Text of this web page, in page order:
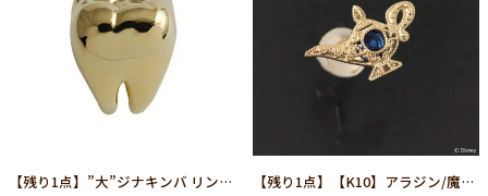
【残り1点】”大”ジナキンバ リング【スペシャルパッケージつき】
【残り1点】【K10】アラジン/魔法のランプ ピアス【ディズニー アクセサリー】【アラジン】